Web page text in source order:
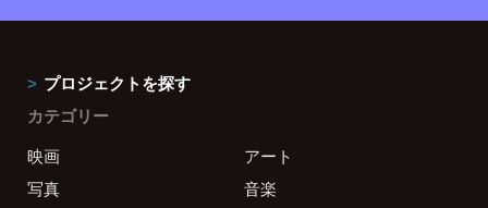
プロジェクトを探す
カテゴリー
映画
アート
写真
音楽